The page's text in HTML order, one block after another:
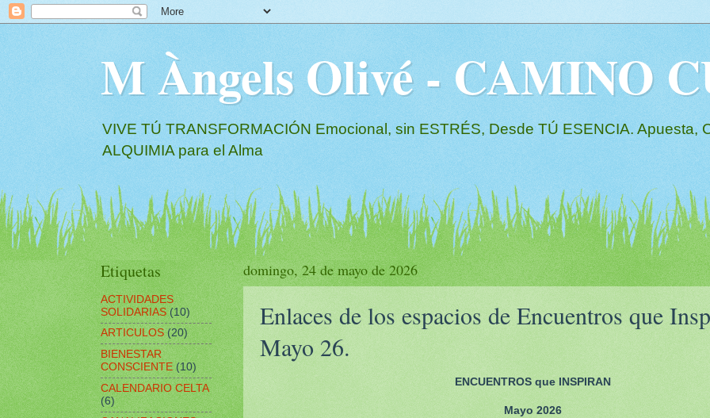
M Àngels Olivé - CAMINO
VIVE TÚ TRANSFORMACIÓN Emocional, sin ESTRÉS, Desde TÚ ESENCIA. Apuesta,
ALQUIMIA para el Alma
domingo, 24 de mayo de 2026
Enlaces de los espacios de Encuentros que
Mayo 26.
ENCUENTROS que INSPIRAN
Mayo 2026
Etiquetas
ACTIVIDADES
SOLIDARIAS (10)
ARTICULOS (20)
BIENESTAR
CONSCIENTE (10)
CALENDARIO CELTA
(6)